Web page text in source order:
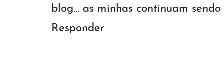
blog... as minhas continuam
Responder